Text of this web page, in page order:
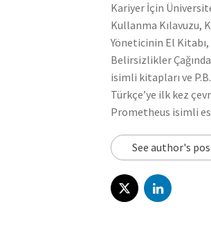
Kariyer İçin
Kullanma Kılavuzu,
Yöneticinin El Kitabı,
Belirsizlikler
isimli kitapları ve
Türkçe’ye ilk kez
Prometheus isimli
See author's